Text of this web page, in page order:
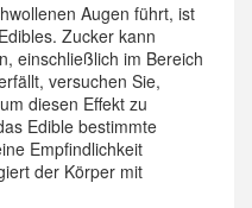
Augen führt, ist
Zucker kann
einschließlich im Bereich
versuchen Sie,
diesen Effekt zu
Edible bestimmte
Empfindlichkeit
der Körper mit